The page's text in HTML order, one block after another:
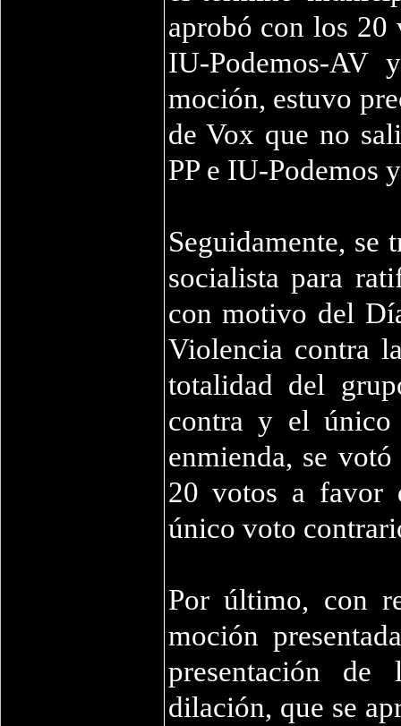
aprobó con los 20
IU-Podemos-AV
moción, estuvo
de Vox que no
PP e IU-Podemos
Seguidamente, se
socialista para
con motivo del
Violencia contra
totalidad del
contra y el
enmienda, se
20 votos a favor
único voto
Por último, con
moción
presentación
dilación, que se